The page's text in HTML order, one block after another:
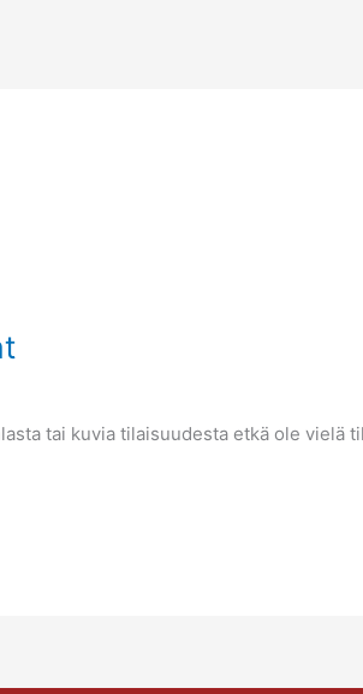
tai kuvia tilaisuudesta etkä ole vielä